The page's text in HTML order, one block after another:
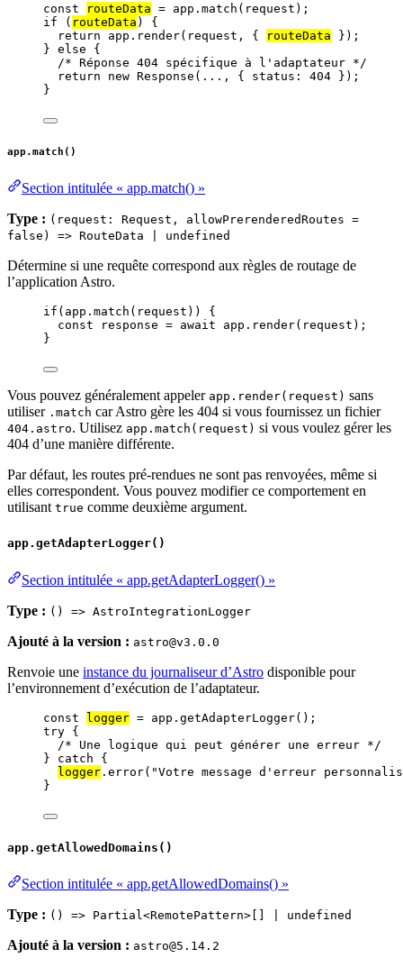
const routeData = app . match ( request );
if ( routeData ) {
return
app . render( request , { routeData });
} else {
/* Réponse 404 spécifique à l'adaptateur */
return
new Response ( ... , { status: 404 });
}
app.match()
Section intitulée « app.match() »
Type : (request: Request, allowPrerenderedRoutes =
false) => RouteData | undefined
Détermine si une requête correspond aux règles de routage de
l’application Astro.
if ( app . match ( request )) {
const
response = await app . render( request );
}
Vous pouvez généralement appeler app.render(request) sans
utiliser .match car Astro gère les 404 si vous fournissez un fichier
404.astro. Utilisez app.match(request) si vous voulez gérer les
404 d’une manière différente.
Par défaut, les routes pré-rendues ne sont pas renvoyées, même si
elles correspondent. Vous pouvez modifier ce comportement en
utilisant true comme deuxième argument.
app.getAdapterLogger()
Section intitulée « app.getAdapterLogger() »
Type : () => AstroIntegrationLogger
Ajouté à la version : astro@v3.0.0
Renvoie une instance du journaliseur d’Astro disponible pour
l’environnement d’exécution de l’adaptateur.
const logger = app . getAdapterLogger();
try {
/* Une logique qui peut générer une erreur */
} catch {
logger . error( "Votre message d'erreur
}
app.getAllowedDomains()
Section intitulée « app.getAllowedDomains() »
Type : () => Partial<RemotePattern>[] | undefined
Ajouté à la version : astro@5.14.2